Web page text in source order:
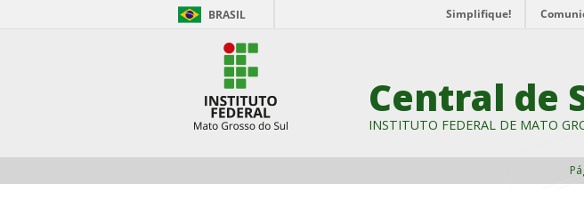
BRASIL Simplifique!
Central de
INSTITUTO FEDERAL DE MATO